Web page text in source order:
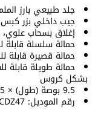
جلد طبيعي بارز
جيب داخلي بزر كبس
إغلاق بسحاب علوي،
حمالة سلسلة قابلة
حمالة قصيرة قابلة للفصل
بشكل كروس
9.5 بوصة (طول) × 5.5 بوصة (ارتفاع) × 3.25 بوصة (عرض)
رقم الموديل: CDZ47